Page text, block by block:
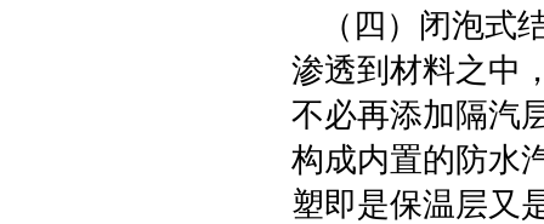
（四）闭泡式
渗透到材料之中
不必再添加隔汽
构成内置的防水
塑即是保温层又